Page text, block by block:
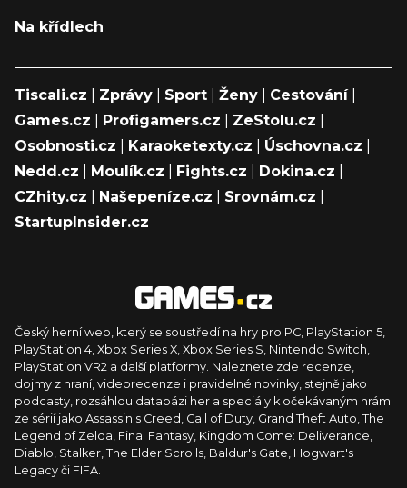
Na křídlech
Tiscali.cz Zprávy Sport Ženy Cestování|
Games.cz
Profigamers.cz ZeStolu.cz
Osobnosti.cz
Karaoketexty.cz Úschovna.cz
Nedd.cz
Moulík.cz Fights.cz Dokina.cz
CZhity.cz
Našepeníze.cz Srovnám.cz
StartupInsider.cz
Český herní web, který se soustředí na hry pro PC, PlayStation 5,
PlayStation 4, Xbox Series X, Xbox Series S, Nintendo Switch,
PlayStation VR2 a další platformy. Naleznete zde recenze,
dojmy z hraní, videorecenze i pravidelné novinky, stejně jako
podcasty, rozsáhlou databázi her a speciály k očekávaným hrám
ze sérií jako Assassin's Creed, Call of Duty, Grand Theft Auto, The
Legend of Zelda, Final Fantasy, Kingdom Come: Deliverance,
Diablo, Stalker, The Elder Scrolls, Baldur's Gate, Hogwart's
Legacy či FIFA.